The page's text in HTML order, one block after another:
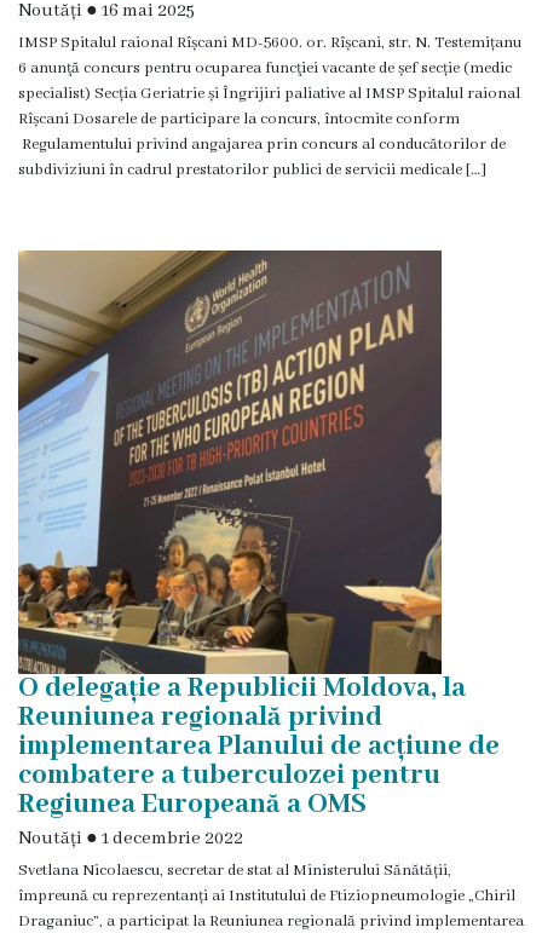
Rapoarte
Contracte
Secții
Consultativă
Internare
Secția
obstetrică
și
ginecologie
Laboratorul
clinico-
diagnostic
Chirurgie
Imagistică
Noutăți ● 16 mai 2025
IMSP Spitalul raional Rîșcani MD-5600. or. Rîșcani, str. N. Testemițanu
6 anunţă concurs pentru ocuparea funcţiei vacante de șef secție (medic
specialist) Secția Geriatrie și Îngrijiri paliative al IMSP Spitalul raional
Rîșcani Dosarele de participare la concurs, întocmite conform
Regulamentului privind angajarea prin concurs al conducătorilor de
subdiviziuni în cadrul prestatorilor publici de servicii medicale […]
O delegație a Republicii Moldova, la
Reuniunea regională privind
implementarea Planului de acțiune de
combatere a tuberculozei pentru
Regiunea Europeană a OMS
Noutăți ● 1 decembrie 2022
Svetlana Nicolaescu, secretar de stat al Ministerului Sănătății,
împreună cu reprezentanți ai Institutului de Ftiziopneumologie „Chiril
Draganiuc”, a participat la Reuniunea regională privind implementarea